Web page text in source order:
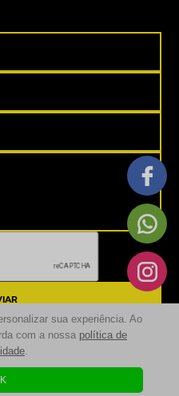
Almirante Tamandaré | Todos os
sua experiência. Ao
com a nossa política de
.